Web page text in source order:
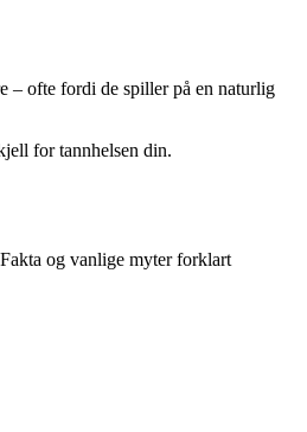
– ofte fordi de spiller på en naturlig
for tannhelsen din.
og vanlige myter forklart